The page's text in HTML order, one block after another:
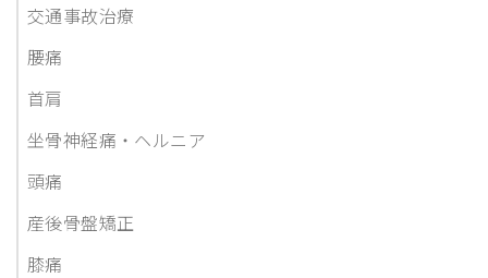
交通事故治療
腰痛
首肩
坐骨神経痛・ヘルニア
頭痛
産後骨盤矯正
膝痛